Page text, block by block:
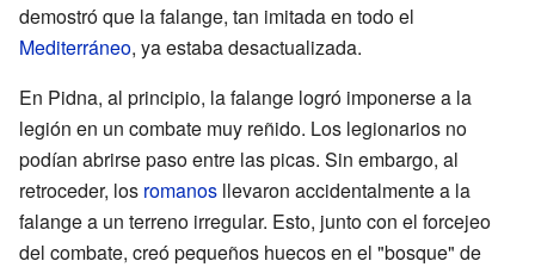
demostró que la falange, tan imitada en todo el
Mediterráneo, ya estaba desactualizada.
En Pidna, al principio, la falange logró imponerse a la
legión en un combate muy reñido. Los legionarios no
podían abrirse paso entre las picas. Sin embargo, al
retroceder, los romanos llevaron accidentalmente a la
falange a un terreno irregular. Esto, junto con el forcejeo
del combate, creó pequeños huecos en el "bosque" de